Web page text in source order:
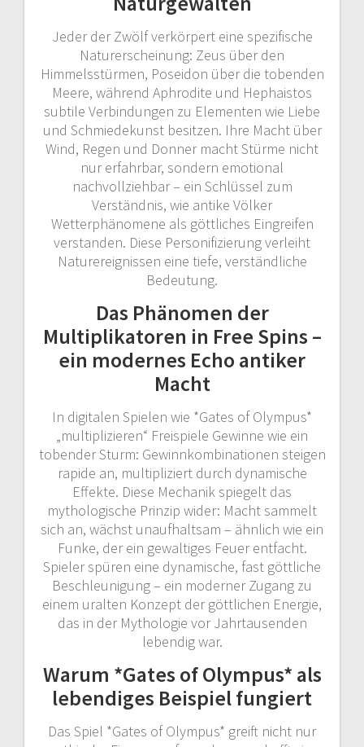
Jeder der Zwölf verkörpert eine spezifische
Naturerscheinung: Zeus über den
Himmelsstürmen, Poseidon über die tobenden
Meere, während Aphrodite und Hephaistos
subtile Verbindungen zu Elementen wie Liebe
und Schmiedekunst besitzen. Ihre Macht über
Wind, Regen und Donner macht Stürme nicht
nur erfahrbar, sondern emotional
nachvollziehbar – ein Schlüssel zum
Verständnis, wie antike Völker
Wetterphänomene als göttliches Eingreifen
verstanden. Diese Personifizierung verleiht
Naturereignissen eine tiefe, verständliche
Bedeutung.
Das Phänomen der
Multiplikatoren in Free Spins –
ein modernes Echo antiker
Macht
In digitalen Spielen wie *Gates of Olympus*
„multiplizieren“ Freispiele Gewinne wie ein
tobender Sturm: Gewinnkombinationen steigen
rapide an, multipliziert durch dynamische
Effekte. Diese Mechanik spiegelt das
mythologische Prinzip wider: Macht sammelt
sich an, wächst unaufhaltsam – ähnlich wie ein
Funke, der ein gewaltiges Feuer entfacht.
Spieler spüren eine dynamische, fast göttliche
Beschleunigung – ein moderner Zugang zu
einem uralten Konzept der göttlichen Energie,
das in der Mythologie vor Jahrtausenden
lebendig war.
Warum *Gates of Olympus* als
lebendiges Beispiel fungiert
Das Spiel *Gates of Olympus* greift nicht nur